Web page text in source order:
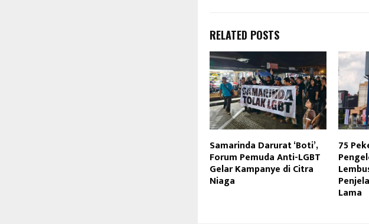
RELATED POSTS
Samarinda Darurat ‘Boti’,
Forum Pemuda Anti-LGBT
Gelar Kampanye di Citra
Niaga
75
Lama